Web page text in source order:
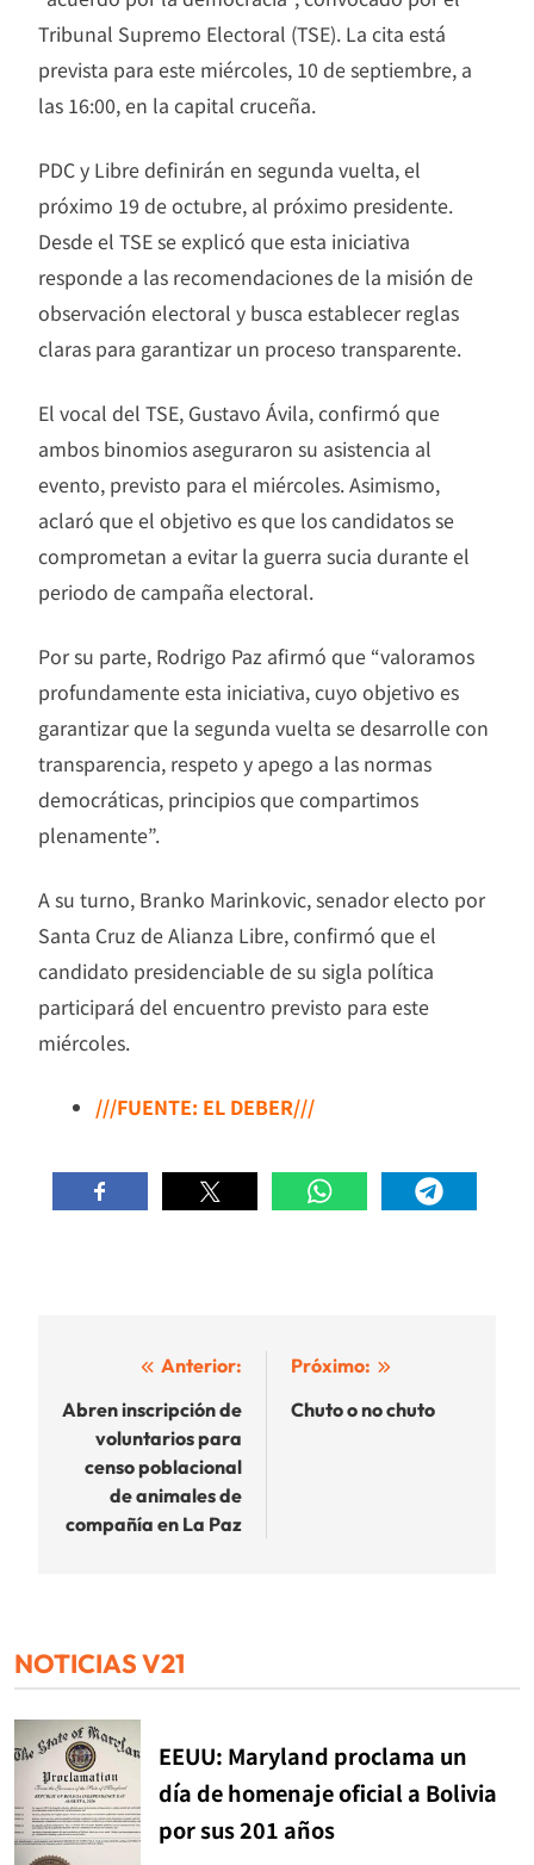
Tribunal Supremo Electoral (TSE). La cita está
prevista para este miércoles, 10 de septiembre, a
las 16:00, en la capital cruceña.
PDC y Libre definirán en segunda vuelta, el
próximo 19 de octubre, al próximo presidente.
Desde el TSE se explicó que esta iniciativa
responde a las recomendaciones de la misión de
observación electoral y busca establecer reglas
claras para garantizar un proceso transparente.
El vocal del TSE, Gustavo Ávila, confirmó que
ambos binomios aseguraron su asistencia al
evento, previsto para el miércoles. Asimismo,
aclaró que el objetivo es que los candidatos se
comprometan a evitar la guerra sucia durante el
periodo de campaña electoral.
Por su parte, Rodrigo Paz afirmó que “valoramos
profundamente esta iniciativa, cuyo objetivo es
garantizar que la segunda vuelta se desarrolle con
transparencia, respeto y apego a las normas
democráticas, principios que compartimos
plenamente”.
A su turno, Branko Marinkovic, senador electo por
Santa Cruz de Alianza Libre, confirmó que el
candidato presidenciable de su sigla política
participará del encuentro previsto para este
miércoles.
///FUENTE: EL DEBER///
Navegación
de
entradas
Anterior:
Abren inscripción de
voluntarios para
censo poblacional
de animales de
compañía en La Paz
Próximo:
Chuto o no chuto
NOTICIAS V21
EEUU: Maryland proclama un
día de homenaje oficial a Bolivia
por sus 201 años